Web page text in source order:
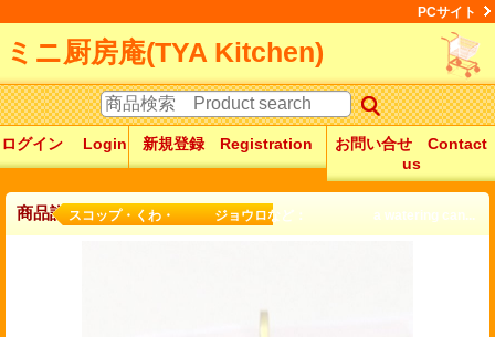
PCサイト
ミニ厨房庵(TYA Kitchen)
ログイン Login 新規登録 Registration
お問い合せ Contact
us
商品詳細スコップ・くわ・ ジョウロなど： a watering can...